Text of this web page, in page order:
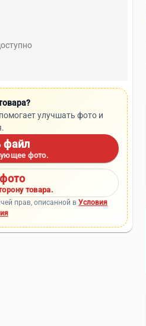
улучшать фото и
файл
фото.
товара.
прав, описанной вУсловия